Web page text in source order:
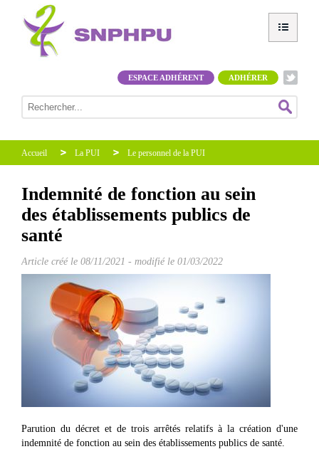
ADHÉRER
ESPACE ADHÉRENT
Accueil La PUI Le personnel de la PUI
Indemnité de fonction au sein
des établissements publics de
santé
Article créé le 08/11/2021 - modifié le 01/03/2022
Parution du décret et de trois arrêtés relatifs à la création d'une
indemnité de fonction au sein des établissements publics de santé.